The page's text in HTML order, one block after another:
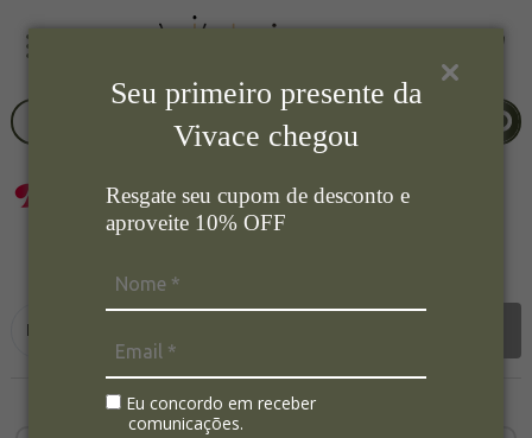
Seu primeiro presente da
Vivace chegou
Resgate seu cupom de desconto e
aproveite 10% OFF
Eu concordo em receber
comunicações.
Ordenar por: